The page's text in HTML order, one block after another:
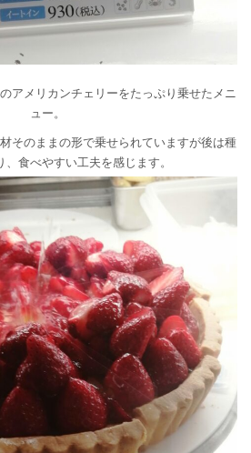
アメリカンチェリーをたっぷり乗せたメニ
ュー。
そのままの形で乗せられていますが後は種
、食べやすい工夫を感じます。